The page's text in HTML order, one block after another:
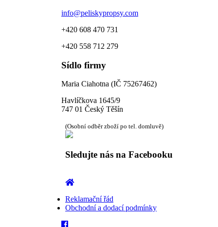
info@peliskypropsy.com
+420 608 470 731
+420 558 712 279
Sídlo firmy
Maria Ciahotna (IČ 75267462)
Havlíčkova 1645/9
747 01 Český Těšín
(Osobní odběr zboží po tel. domluvě)
Sledujte nás na Facebooku
Reklamační řád
Obchodní a dodací podmínky